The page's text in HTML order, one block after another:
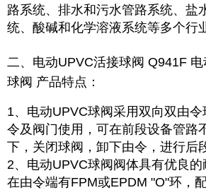
路系统、排水和污水管路系统、盐
统、酸碱和化学溶液系统等多个行
二、电动UPVC活接球阀 Q941F
球阀 产品特点：
1、电动UPVC球阀采用双向双由
令及阀门使用，可在前段设备管路
下，关闭球阀，卸下由令，进行后
2、电动UPVC球阀阀体具有优良的
在由令端有FPM或EPDM "O"环，